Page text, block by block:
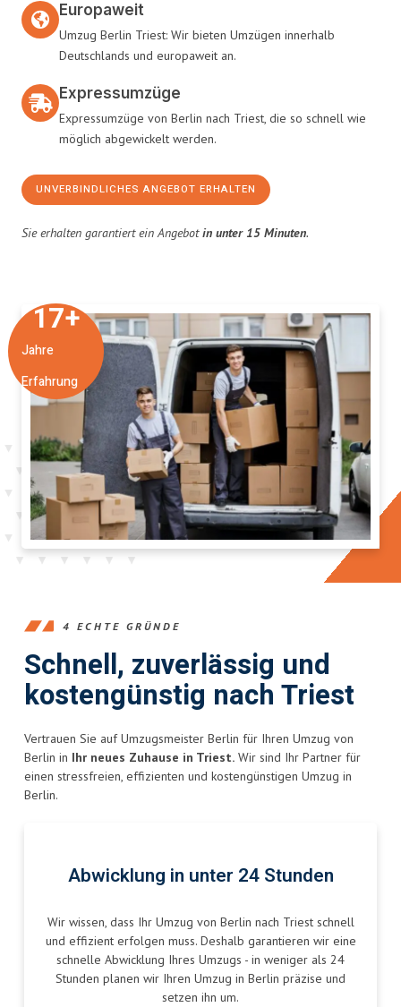
Jahre
Erfahrung
17+
Europaweit
Umzug Berlin Triest: Wir bieten Umzügen innerhalb
Deutschlands und europaweit an.
Expressumzüge
Expressumzüge von Berlin nach Triest, die so schnell wie
möglich abgewickelt werden.
UNVERBINDLICHES ANGEBOT ERHALTEN
Sie erhalten garantiert ein Angebotin unter 15 Minuten.
4 ECHTE GRÜNDE
Schnell, zuverlässig und
kostengünstig nach Triest
Vertrauen Sie auf Umzugsmeister Berlin für Ihren Umzug von
Berlin in Ihr neues Zuhause in Triest. Wir sind Ihr Partner für
einen stressfreien, effizienten und kostengünstigen Umzug in
Berlin.
Abwicklung in unter 24 Stunden
Wir wissen, dass Ihr Umzug von Berlin nach Triest schnell
und effizient erfolgen muss. Deshalb garantieren wir eine
schnelle Abwicklung Ihres Umzugs - in weniger als 24
Stunden planen wir Ihren Umzug in Berlin präzise und
setzen ihn um.